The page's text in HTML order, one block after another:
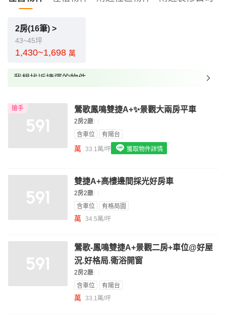
2房(16筆) >
43~45坪
1,430~1,698 萬
我想找近捷運的物件
我想找配備瓦斯爐的物件
我想找廁所開窗的物件
我想找具垃圾處理的物件
搶手 鶯歌鳳鳴雙捷A+✨景觀大兩房平車
2房2廳
含車位
有陽台
萬 33.1萬/坪 獲取物件詳情
雙捷A+高樓邊間採光好房車
2房2廳
含車位
有格局圖
萬 34.5萬/坪
鶯歌-鳳鳴雙捷A+景觀二房+車位@好屋
況.好格局.衛浴開窗
2房2廳
含車位
有陽台
萬 33.1萬/坪